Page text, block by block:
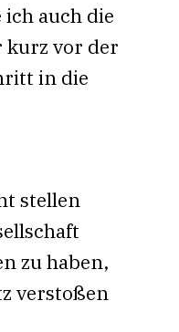
auch die
kurz vor der
in die
stellen
zu haben,
verstoßen